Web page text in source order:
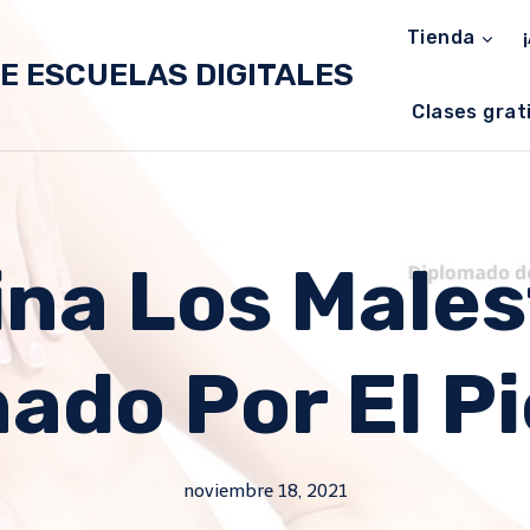
ESCUELAS DIGITALES
Tienda
Clases
Los
Por El
noviembre 18, 2021